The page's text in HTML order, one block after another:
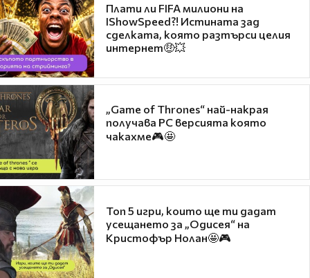
Плати ли FIFA милиони на
IShowSpeed?! Истината зад
сделката, която разтърси целия
интернет🤑💥
„Game of Thrones“ най-накрая
получава PC версията която
чакахме🎮🤩
Топ 5 игри, които ще ти дадат
усещането за „Одисея“ на
Кристофър Нолан🤩🎮